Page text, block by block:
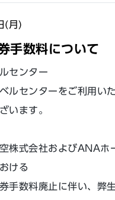
(月)
手数料について
センター
ルセンターをご利用い
います。
株式会社およびANAホ
ける
手数料廃止に伴い、弊